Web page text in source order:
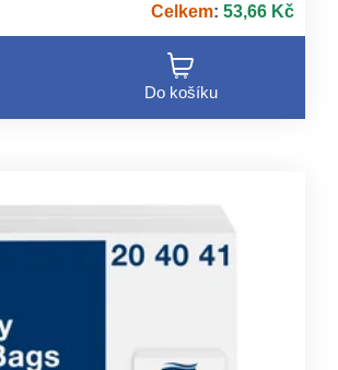
Celkem: 53,66 Kč
Do košíku